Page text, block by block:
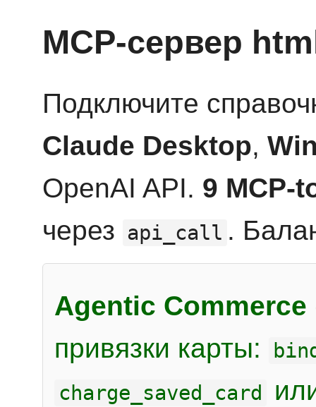
MCP-сервер
Подключите
Claude Desktop,
OpenAI API. 9 MCP-
через api_call .
Agentic Commerce
привязки карты:
charge_saved_card